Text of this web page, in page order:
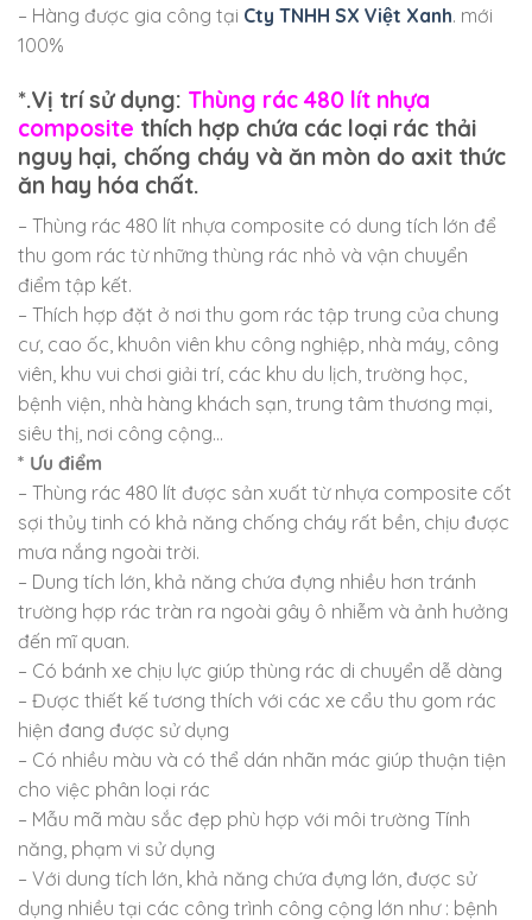
– Hàng được gia công tại Cty TNHH SX Việt Xanh. mới
100%
*.Vị trí sử dụng: Thùng rác 480 lít nhựa
composite thích hợp chứa các loại rác thải
nguy hại, chống cháy và ăn mòn do axit thức
ăn hay hóa chất.
– Thùng rác 480 lít nhựa composite có dung tích lớn để
thu gom rác từ những thùng rác nhỏ và vận chuyển
điểm tập kết.
– Thích hợp đặt ở nơi thu gom rác tập trung của chung
cư, cao ốc, khuôn viên khu công nghiệp, nhà máy, công
viên, khu vui chơi giải trí, các khu du lịch, trường học,
bệnh viện, nhà hàng khách sạn, trung tâm thương mại,
siêu thị, nơi công cộng…
* Ưu điểm
– Thùng rác 480 lít được sản xuất từ nhựa composite cốt
sợi thủy tinh có khả năng chống cháy rất bền, chịu được
mưa nắng ngoài trời.
– Dung tích lớn, khả năng chứa đựng nhiều hơn tránh
trường hợp rác tràn ra ngoài gây ô nhiễm và ảnh hưởng
đến mĩ quan.
– Có bánh xe chịu lực giúp thùng rác di chuyển dễ dàng
– Được thiết kế tương thích với các xe cẩu thu gom rác
hiện đang được sử dụng
– Có nhiều màu và có thể dán nhãn mác giúp thuận tiện
cho việc phân loại rác
– Mẫu mã màu sắc đẹp phù hợp với môi trường Tính
năng, phạm vi sử dụng
– Với dung tích lớn, khả năng chứa đựng lớn, được sử
dụng nhiều tại các công trình công cộng lớn như : bệnh